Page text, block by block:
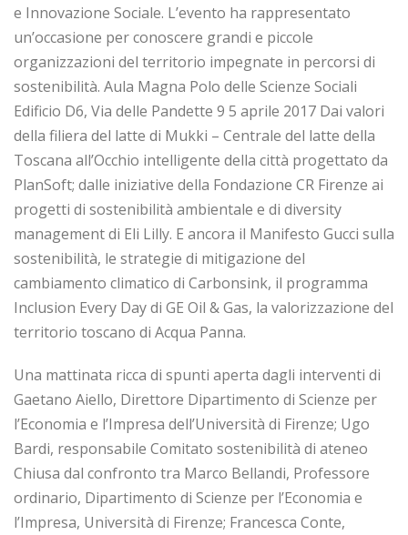
e Innovazione Sociale. L’evento ha rappresentato
un’occasione per conoscere grandi e piccole
organizzazioni del territorio impegnate in percorsi di
sostenibilità. Aula Magna Polo delle Scienze Sociali
Edificio D6, Via delle Pandette 9 5 aprile 2017 Dai valori
della filiera del latte di Mukki – Centrale del latte della
Toscana all’Occhio intelligente della città progettato da
PlanSoft; dalle iniziative della Fondazione CR Firenze ai
progetti di sostenibilità ambientale e di diversity
management di Eli Lilly. E ancora il Manifesto Gucci sulla
sostenibilità, le strategie di mitigazione del
cambiamento climatico di Carbonsink, il programma
Inclusion Every Day di GE Oil & Gas, la valorizzazione del
territorio toscano di Acqua Panna.
Una mattinata ricca di spunti aperta dagli interventi di
Gaetano Aiello, Direttore Dipartimento di Scienze per
l’Economia e l’Impresa dell’Università di Firenze; Ugo
Bardi, responsabile Comitato sostenibilità di ateneo
Chiusa dal confronto tra Marco Bellandi, Professore
ordinario, Dipartimento di Scienze per l’Economia e
l’Impresa, Università di Firenze; Francesca Conte,